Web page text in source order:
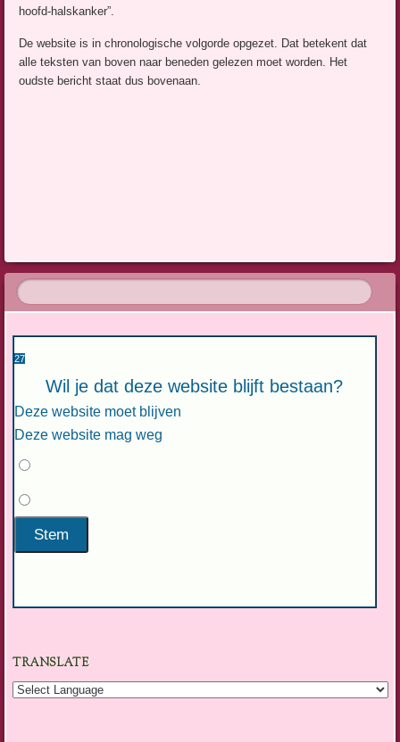
hoofd-halskanker”.
De website is in chronologische volgorde opgezet. Dat betekent dat
alle teksten van boven naar beneden gelezen moet worden. Het
oudste bericht staat dus bovenaan.
27
Wil je dat deze website blijft bestaan?
Deze website moet blijven
Deze website mag weg
TRANSLATE